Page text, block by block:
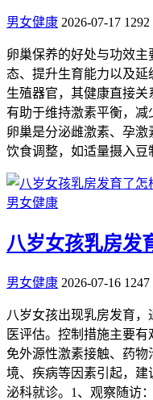
男女健康 2026-07-17 1292
卵巢保养的好处与功效
态、提升生育能力以及
生殖器官，其健康直接
有助于维持激素平衡，减
卵巢是分泌雌激素、孕
饮食调整，如适量摄入豆
男女健康
八岁女孩乳房发
男女健康 2026-07-16 1247
八岁女孩出现乳房发育
医评估。控制措施主要
免外源性激素接触、药
境、疾病等因素引起，
泌科就诊。1、观察随访